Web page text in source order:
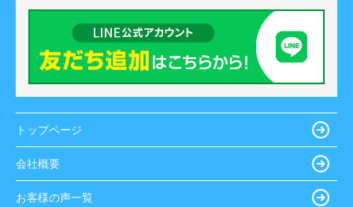
トップページ
会社概要
お客様の声一覧